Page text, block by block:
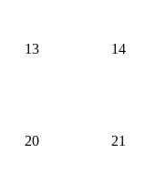
13 14
20 21